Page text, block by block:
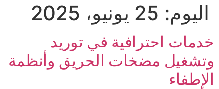
اليوم: 25 يونيو، 2025
خدمات احترافية في توريد
وتشغيل مضخات الحريق وأنظمة
الإطفاء